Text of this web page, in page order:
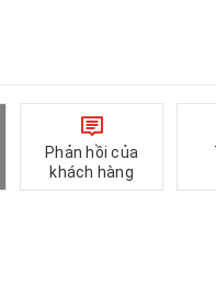
Phản hồi của
khách hàng